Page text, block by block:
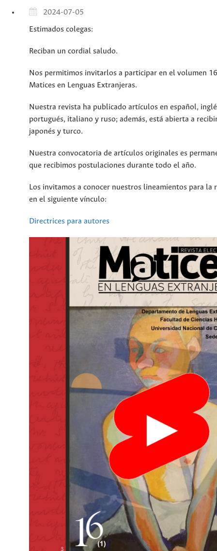
2024-07-05
Estimados colegas:
Reciban un cordial saludo.
Nos permitimos invitarlos a participar en el volumen
Matices en Lenguas Extranjeras.
Nuestra revista ha publicado artículos en español,
portugués, italiano y ruso; además, está abierta a
japonés y turco.
Nuestra convocatoria de artículos originales es
que recibimos postulaciones durante todo el año.
Los invitamos a conocer nuestros lineamientos para la
en el siguiente vínculo:
Directrices para autores